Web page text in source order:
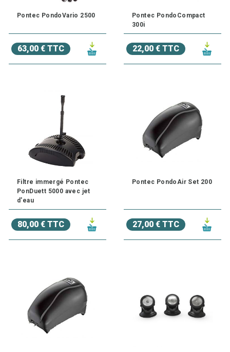
Pontec PondoVario 2500
63,00 € TTC
Pontec PondoCompact
300i
22,00 € TTC
Filtre immergé Pontec
PonDuett 5000 avec jet
d'eau
80,00 € TTC
Pontec PondoAir Set 200
27,00 € TTC